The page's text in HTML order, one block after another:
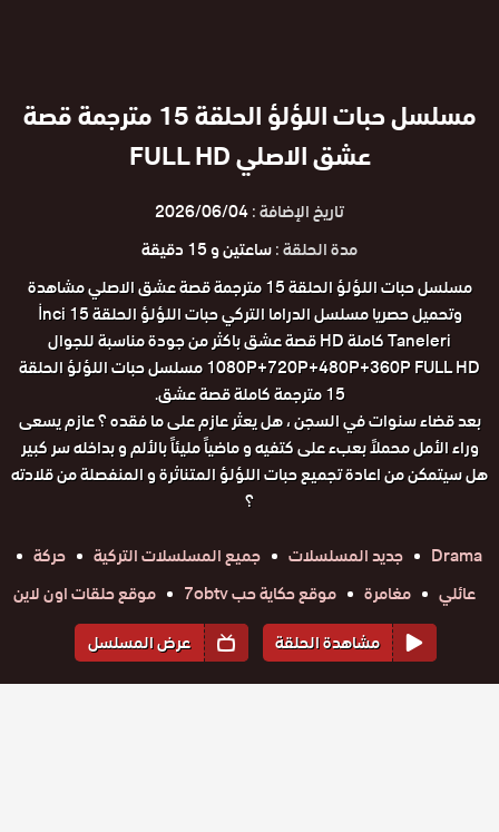
مسلسل حبات اللؤلؤ الحلقة 15 مترجمة قصة
عشق الاصلي FULL HD
تاريخ الإضافة :2026/06/04
مدة الحلقة :ساعتين و 15 دقيقة
مسلسل حبات اللؤلؤ الحلقة 15 مترجمة قصة عشق الاصلي مشاهدة
وتحميل حصريا مسلسل الدراما التركي حبات اللؤلؤ الحلقة 15 İnci
Taneleri كاملة HD قصة عشق باكثر من جودة مناسبة للجوال
1080P+720P+480P+360P FULL HD مسلسل حبات اللؤلؤ الحلقة
15 مترجمة كاملة قصة عشق.
بعد قضاء سنوات في السجن ، هل يعثر عازم على ما فقده ؟ عازم يسعى
وراء الأمل محملاً بعبء على كتفيه و ماضياً مليئاً بالألم و بداخله سر كبير
هل سيتمكن من اعادة تجميع حبات اللؤلؤ المتناثرة و المنفصلة من قلادته
؟
Drama
جديد المسلسلات جميع المسلسلات التركية
حركة
عائلي
مغامرة موقع حكاية حب 7obtv
موقع حلقات اون لاين
مشاهدة الحلقة
عرض المسلسل